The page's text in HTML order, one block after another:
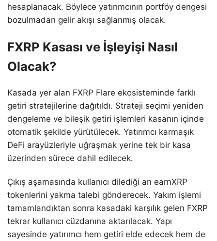
hesaplanacak. Böylece yatırımcının portföy dengesi
bozulmadan gelir akışı sağlanmış olacak.
FXRP Kasası ve İşleyişi Nasıl
Olacak?
Kasada yer alan FXRP Flare ekosisteminde farklı
getiri stratejilerine dağıtıldı. Strateji seçimi yeniden
dengeleme ve bileşik getiri işlemleri kasanın içinde
otomatik şekilde yürütülecek. Yatırımcı karmaşık
DeFi arayüzleriyle uğraşmak yerine tek bir kasa
üzerinden sürece dahil edilecek.
Çıkış aşamasında kullanıcı dilediği an earnXRP
tokenlerini yakma talebi gönderecek. Yakım işlemi
tamamlandıktan sonra kasadaki karşılık gelen FXRP
tekrar kullanıcı cüzdanına aktarılacak. Yapı
sayesinde yatırımcı hem getiri elde edecek hem de